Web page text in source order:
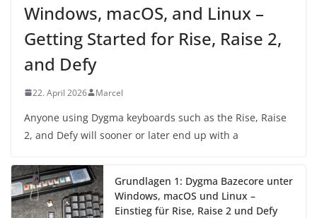
Windows, macOS, and Linux –
Getting Started for Rise, Raise 2,
and Defy
22. April 2026 Marcel
Anyone using Dygma keyboards such as the Rise, Raise
2, and Defy will sooner or later end up with a
Grundlagen 1: Dygma Bazecore unter
Windows, macOS und Linux –
Einstieg für Rise, Raise 2 und Defy